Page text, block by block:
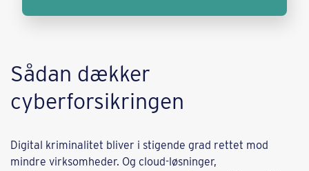
Sådan dækker
cyberforsikringen
Digital kriminalitet bliver i stigende grad rettet mod
mindre virksomheder. Og cloud-løsninger,